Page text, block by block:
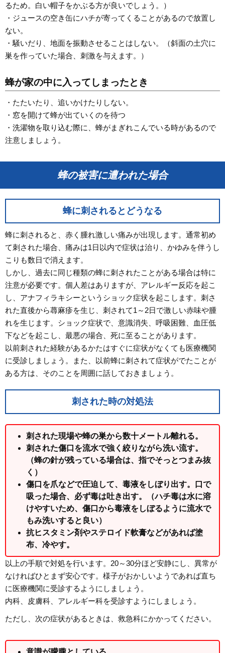
るため。白い帽子をかぶる方が良いでしょう。）
・ジュースの空き缶にハチが寄ってくることがあるので放置し
ない。
・騒いだり、地面を振動させることはしない。（斜面の土穴に
巣を作っていた場合、刺激を与えます。）
蜂が家の中に入ってしまったとき
・たたいたり、追いかけたりしない。
・窓を開けて蜂が出ていくのを待つ
・洗濯物を取り込む際に、蜂がまぎれこんでいる時があるので
注意しましょう。
蜂の被害に遭われた場合
蜂に刺されるとどうなる
蜂に刺されると、赤く腫れ激しい痛みが出現します。通常初め
て刺された場合、痛みは1日以内で症状は治り、かゆみを伴うし
こりも数日で消えます。
しかし、過去に同じ種類の蜂に刺されたことがある場合は特に
注意が必要です。個人差はありますが、アレルギー反応を起こ
し、アナフィラキシーというショック症状を起こします。刺さ
れた直後から蕁麻疹を生じ、刺されて1～2日で激しい赤味や腫
れを生じます。ショック症状で、意識消失、呼吸困難、血圧低
下などを起こし、最悪の場合、死に至ることがあります。
以前刺された経験があるかたはすぐに症状がなくても医療機関
に受診しましょう。また、以前蜂に刺されて症状がでたことが
ある方は、そのことを周囲に話しておきましょう。
刺された時の対処法
刺された現場や蜂の巣から数十メートル離れる。
刺された傷口を流水で強く絞りながら洗い流す。
（蜂の針が残っている場合は、指でそっとつまみ抜
く）
傷口を爪などで圧迫して、毒液をしぼり出す。口で
吸った場合、必ず毒は吐き出す。（ハチ毒は水に溶
けやすいため、傷口から毒液をしぼるように流水で
もみ洗いすると良い）
抗ヒスタミン剤やステロイド軟膏などがあれば塗
布、冷やす。
以上の手順で対処を行います。20～30分ほど安静にし、異常が
なければひとまず安心です。様子がおかしいようであれば直ち
に医療機関に受診するようにしましょう。
内科、皮膚科、アレルギー科を受診すようにしましょう。
ただし、次の症状があるときは、救急科にかかってください。